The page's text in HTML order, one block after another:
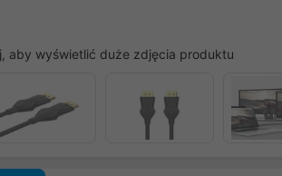
aby wyświetlić duże zdjęcia produktu